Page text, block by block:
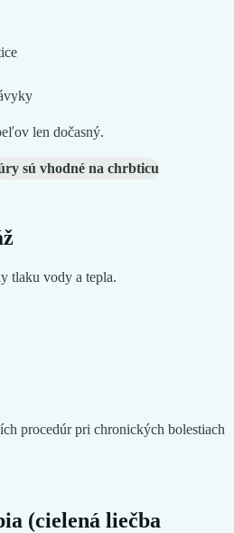
len dočasný.
sú vhodné na chrbticu
tlaku vody a tepla.
procedúr pri chronických bolestiach
(cielená liečba